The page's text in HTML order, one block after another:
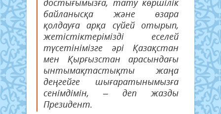
достығымызға, тату көршілік
байланысқа және өзара
қолдауға арқа сүйей отырып,
жетістіктерімізді еселей
түсетінімізге әрі Қазақстан
мен Қырғызстан арасындағы
ынтымақтастықты жаңа
деңгейге шығаратынымызға
сенімдімін, – деп жазды
Президент.